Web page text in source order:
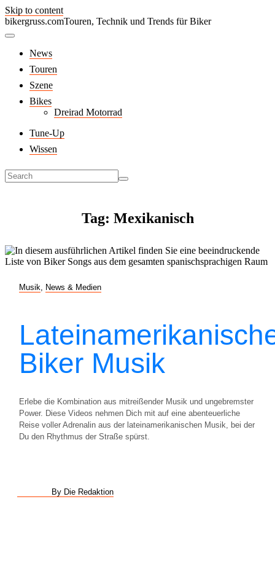
Skip to content
bikergruss.comTouren, Technik und Trends für Biker
News
Touren
Szene
Bikes
Dreirad Motorrad
Tune-Up
Wissen
Tag: Mexikanisch
Musik News & Medien
Biker Musik
Erlebe die Kombination aus mitreißender Musik und ungebremster
Power. Diese Videos nehmen Dich mit auf eine abenteuerliche
Reise voller Adrenalin aus der lateinamerikanischen Musik, bei der
Du den Rhythmus der Straße spürst.
By Die Redaktion